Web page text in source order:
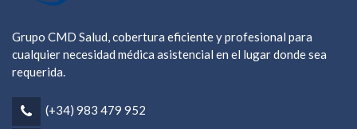
Grupo CMD Salud, cobertura eficiente y profesional para
cualquier necesidad médica asistencial en el lugar donde sea
requerida.
(+34) 983 479 952